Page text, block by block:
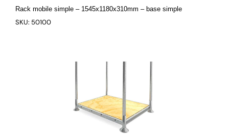
Rack mobile simple – 1545x1180x310mm – base simple
SKU: 50100